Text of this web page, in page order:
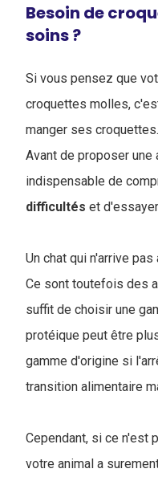
Besoin de
soins ?
Si vous pensez que
croquettes molles,
manger ses croquettes.
Avant de proposer
indispensable de
difficultés et
Un chat qui n'arrive
Ce sont toutefois des
suffit de choisir une
protéique peut être
gamme d'origine si
transition alimentaire
Cependant, si ce n'est
votre animal a